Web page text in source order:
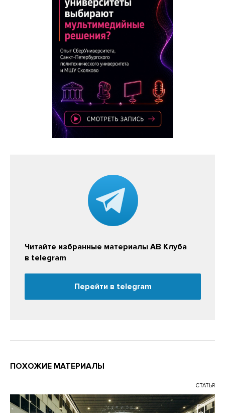
Читайте избранные материалы АВ Клуба
в telegram
Перейти в telegram
ПОХОЖИЕ МАТЕРИАЛЫ
СТАТЬЯ